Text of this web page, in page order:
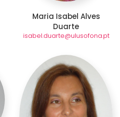
Maria Isabel Alves
Duarte
isabel.duarte@ulusofona.pt